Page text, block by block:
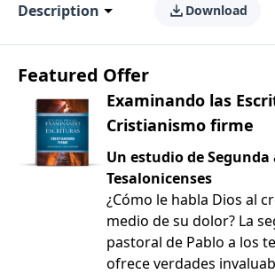
Description Download
Featured Offer
Examinando las
Cristianismo firme
Un estudio de Segunda
Tesalonicenses
¿Cómo le habla Dios al
medio de su dolor? La
pastoral de Pablo a los
ofrece verdades